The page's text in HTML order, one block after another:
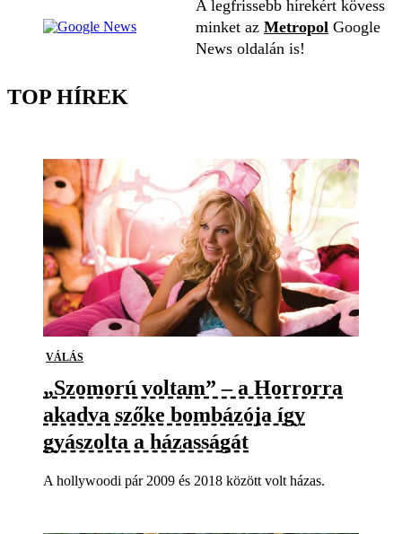
A legfrissebb hírekért kövess
minket az Metropol Google
News oldalán is!
TOP HÍREK
VÁLÁS
„Szomorú voltam” – a Horrorra
akadva szőke bombázója így
gyászolta a házasságát
A hollywoodi pár 2009 és 2018 között volt házas.